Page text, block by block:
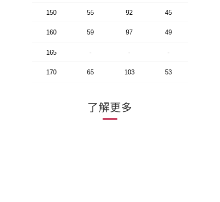
150 55 92 45
160 59 97 49
165 - - -
170 65 103 53
了解更多